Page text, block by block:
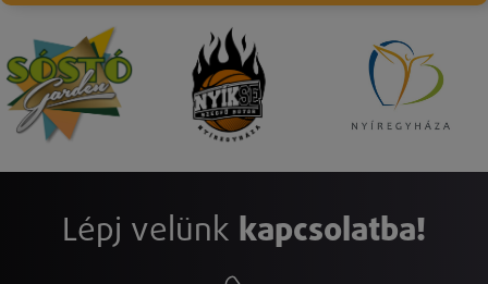
Lépj velünk kapcsolatba!